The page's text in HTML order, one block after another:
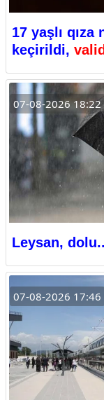
17 yaşlı
keçirildi,
07-08-2026 18:22
Leysan,
07-08-2026 17:46